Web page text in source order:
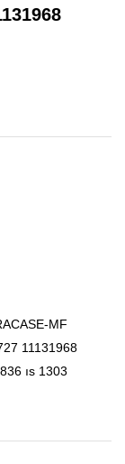
MF
11131968
ıs 1303